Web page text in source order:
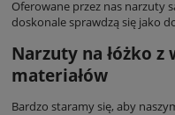
Oferowane przez nas narzuty
doskonale sprawdzą się jako
Narzuty na łóżko
materiałów
Bardzo staramy się, aby